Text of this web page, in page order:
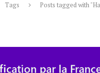
Tags Posts tagged with